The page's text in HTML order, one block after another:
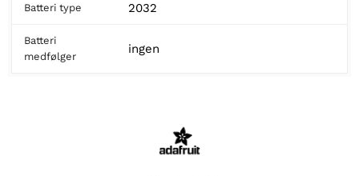
Batteri type 2032
Batteri
medfølger
ingen